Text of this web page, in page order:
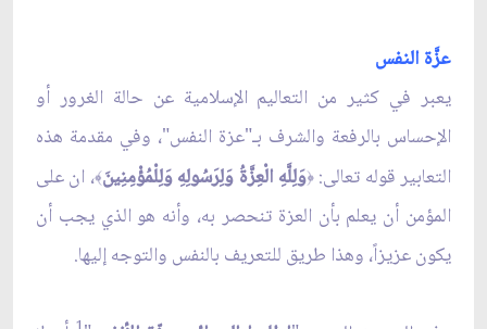
عزَّة النفس
يعبر في كثير من التعاليم الإسلامية عن حالة الغرور أو
الإحساس بالرفعة والشرف بـ"عزة النفس"، وفي مقدمة هذه
التعابير قوله تعالى:﴿وَلِلَّهِ الْعِزَّةُ وَلِرَسُولِهِ وَلِلْمُؤْمِنِينَ﴾، ان على
المؤمن أن يعلم بأن العزة تنحصر به، وأنه هو الذي يجب أن
يكون عزيزاً، وهذا طريق للتعريف بالنفس والتوجه إليها.